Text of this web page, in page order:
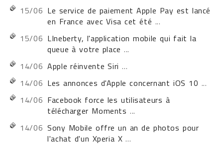
15/06 Le service de paiement Apple Pay est lancé
en France avec Visa cet été ...
15/06 LIneberty, l'application mobile qui fait la
queue à votre place ...
14/06 Apple réinvente Siri ...
14/06 Les annonces d'Apple concernant iOS 10 ...
14/06 Facebook force les utilisateurs à
télécharger Moments ...
14/06 Sony Mobile offre un an de photos pour
l'achat d'un Xperia X ...